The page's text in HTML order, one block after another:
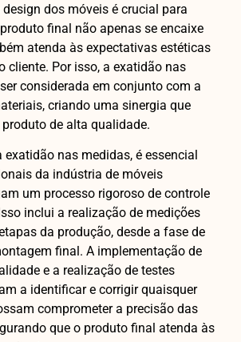
dos móveis é crucial para
final não apenas se encaixe
atenda às expectativas estéticas
cliente. Por isso, a exatidão nas
considerada em conjunto com a
criando uma sinergia que
de alta qualidade.
exatidão nas medidas, é essencial
da indústria de móveis
um processo rigoroso de controle
inclui a realização de medições
da produção, desde a fase de
final. A implementação de
e a realização de testes
a identificar e corrigir quaisquer
comprometer a precisão das
que o produto final atenda às